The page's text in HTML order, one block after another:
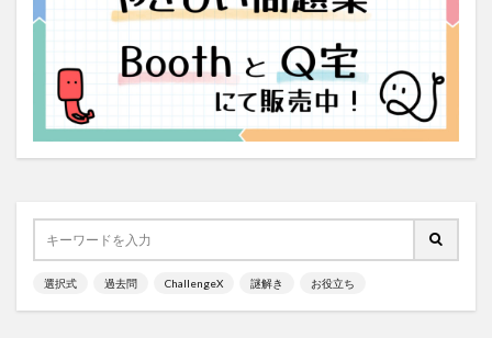
選択式 過去問 ChallengeX 謎解き お役立ち